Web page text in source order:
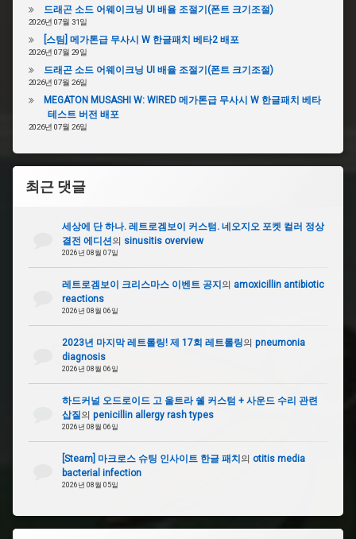
드래곤 소드 어웨이크닝 UI 배율 조절기(폰트 크기조절)
2026년 07월 31일
[스팀] 메가톤급 무사시 W 한글패치 베타2 배포
2026년 07월 29일
드래곤 소드 어웨이크닝 UI 배율 조절기(폰트 크기조절)
2026년 07월 26일
MEGATON MUSASHI W: WIRED 메가톤급 무사시 W 한글패치 베타
테스트 버전 배포
2026년 07월 26일
최근 댓글
세상에 단 하나. 레트로겜보이 커스텀. 네오지오 포켓 컬러 정상
결전 에디션의 sinusitis overview
2026년 08월 07일
레트로겜보이 크리스마스 이벤트 공지 의 amoxicillin antibiotic
reactions
2026년 08월 06일
2023년 마지막 레트롤링! 제 17회 레트롤링의 pneumonia
diagnosis
2026년 08월 06일
하드커널 오드로이드 고 울트라 쉘 커스텀 + 사운드 수리 관련
삽질의 penicillin allergy rash types
2026년 08월 06일
[Steam] 마크로스 슈팅 인사이트 한글 패치 의 otitis media
bacterial infection
2026년 08월 05일